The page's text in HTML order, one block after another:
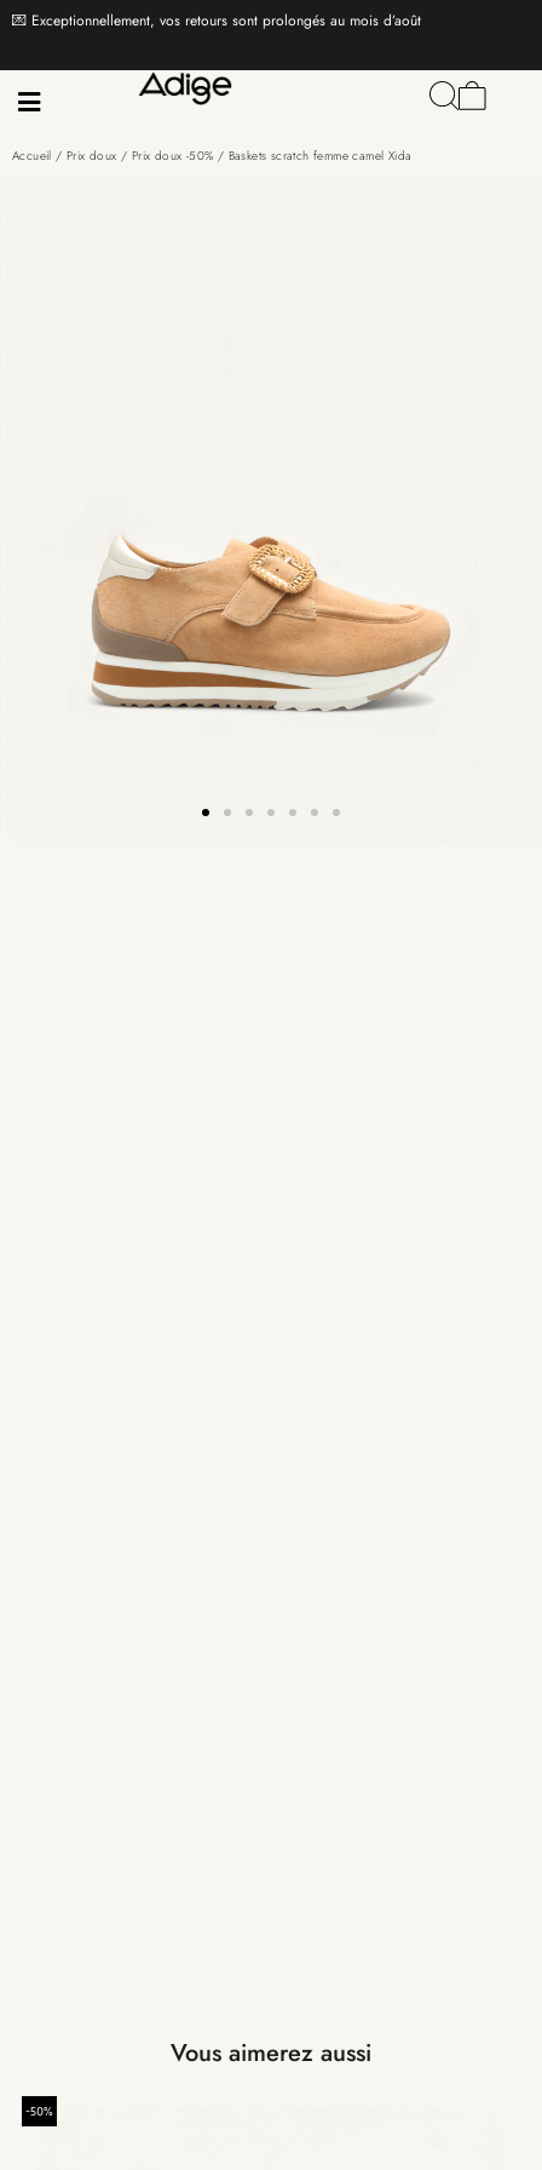
💌 Exceptionnellement, vos retours sont prolongés au mois d’août
Accueil /Prix doux / Prix doux -50% / Baskets scratch femme camel Xida
Vous aimerez aussi
-50%